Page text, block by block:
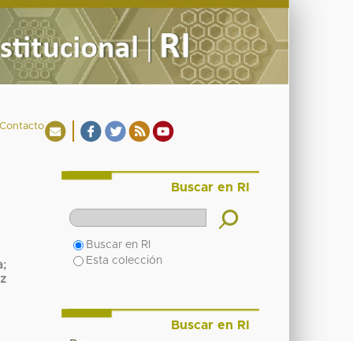
;
Buscar en RI
Buscar en RI
Esta colección
Buscar en RI